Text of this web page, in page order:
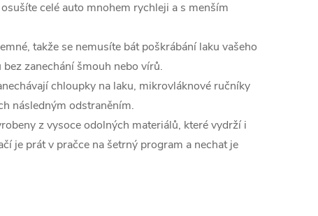
v
n
í
celé auto mnohem rychleji a s menším
takže se nemusíte bát poškrábání laku vašeho
zanechání šmouh nebo vírů.
chloupky na laku, mikrovláknové ručníky
následným odstraněním.
z vysoce odolných materiálů, které vydrží i
je prát v pračce na šetrný program a nechat je